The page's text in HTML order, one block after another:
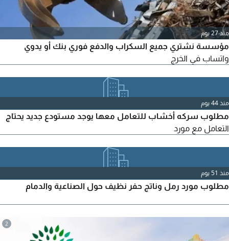
منذ 27 يوم
مؤسسة نشتري جميع السكراب والدفع فوري بنك أو يدوي
واتساب في الخرج
منذ 44 يوم
مطلوب سركه أخشاب للتعامل معها يوجد مستودع جديد يحتاج
التعامل مع مورد
منذ 51 يوم
مطلوب مورد رمل وناتج حفر نظيف حول الصناعية والدمام
2